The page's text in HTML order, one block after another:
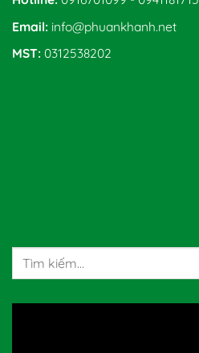
Email: info@phuankhanh.net
MST: 0312538202
Tìm